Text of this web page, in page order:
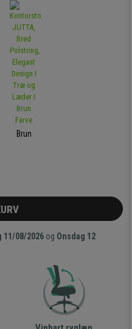
Brun
11/08/2026 og Onsdag 12